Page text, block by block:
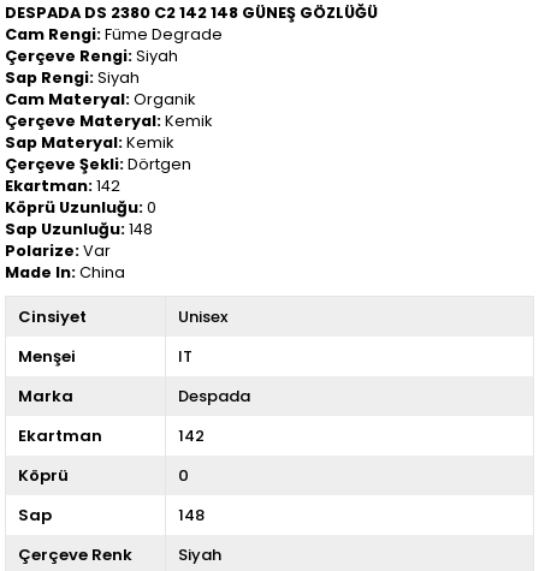
DESPADA DS 2380 C2 142 148 GÜNEŞ GÖZLÜĞÜ
Cam Rengi:Füme Degrade
Çerçeve Rengi:Siyah
Sap Rengi:Siyah
Cam Materyal:Organik
Çerçeve Materyal:Kemik
Sap Materyal:Kemik
Çerçeve Şekli:Dörtgen
Ekartman:142
Köprü Uzunluğu:0
Sap Uzunluğu:148
Polarize:Var
Made In:China
Cinsiyet
Unisex
Menşei
IT
Marka
Despada
Ekartman
142
Köprü
0
Sap
148
Çerçeve Renk
Siyah